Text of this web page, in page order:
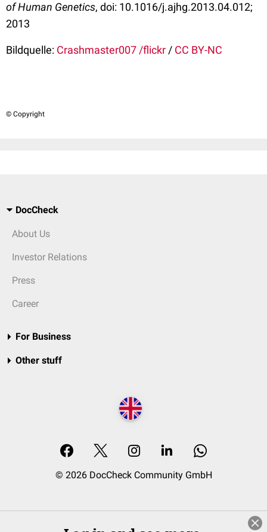
of Human Genetics, doi: 10.1016/j.ajhg.2013.04.012;
2013
Bildquelle: Crashmaster007 /flickr / CC BY-NC
© Copyright
DocCheck
About Us
Investor Relations
Press
Career
For Business
Other stuff
© 2026 DocCheck Community GmbH